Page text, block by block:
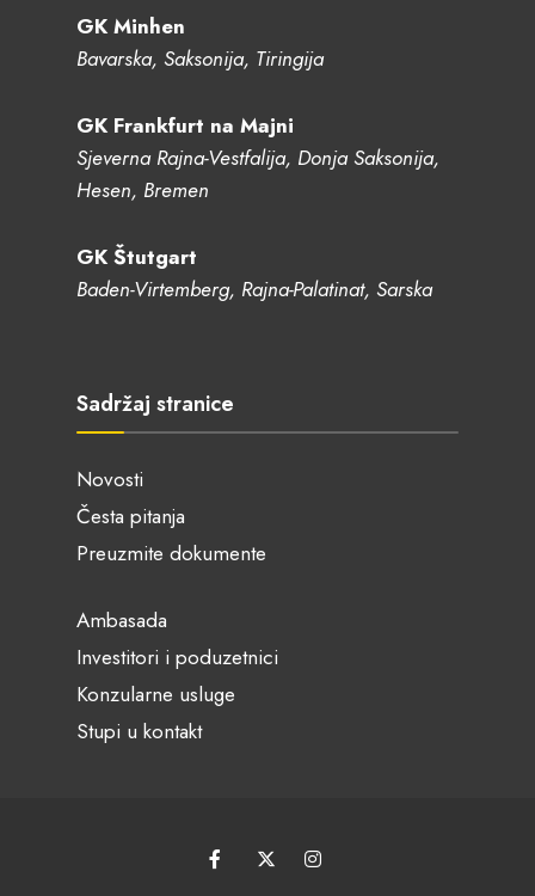
GK Minhen
Bavarska, Saksonija, Tiringija
GK Frankfurt na Majni
Sjeverna Rajna-Vestfalija, Donja Saksonija,
Hesen, Bremen
GK Štutgart
Baden-Virtemberg, Rajna-Palatinat, Sarska
Sadržaj stranice
Novosti
Česta pitanja
Preuzmite dokumente
Ambasada
Investitori i poduzetnici
Konzularne usluge
Stupi u kontakt